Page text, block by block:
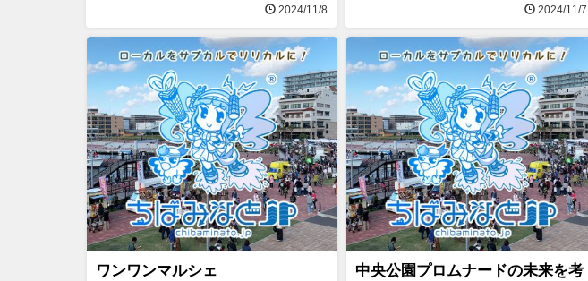
2024/11/8 2024/11/7
ワンワンマルシェ
中央公園プロムナードの未来を考